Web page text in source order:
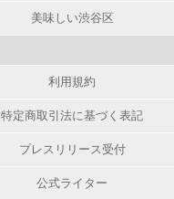
美味しい渋谷区
利用規約
特定商取引法に基づく表記
プレスリリース受付
公式ライター